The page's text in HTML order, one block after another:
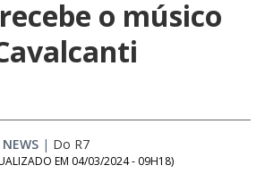
o músico
| Do R7
EM 04/03/2024 - 09H18)